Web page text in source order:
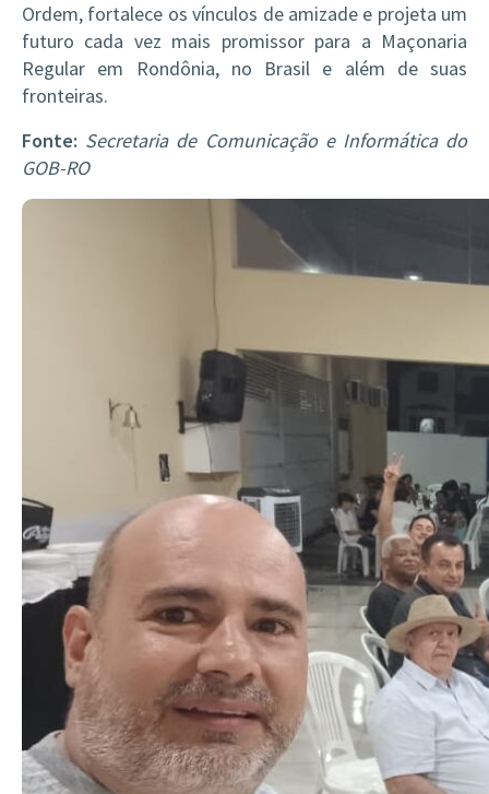
Ordem, fortalece os vínculos de amizade e projeta um
futuro cada vez mais promissor para a Maçonaria
Regular em Rondônia, no Brasil e além de suas
fronteiras.
Fonte: Secretaria de Comunicação e Informática do
GOB-RO